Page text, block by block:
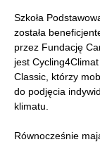
Szkoła
została
przez Fundację
jest
Classic, którzy
do podjęcia
klimatu.
Równocześnie